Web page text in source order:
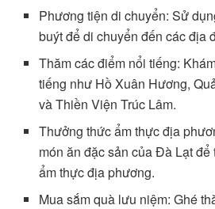
Phương tiện di chuyển: Sử
buýt để di chuyển đến các địa
Thăm các điểm nổi tiếng:
tiếng như Hồ Xuân Hương,
và Thiền Viện Trúc Lâm.
Thưởng thức ẩm thực địa
món ăn đặc sản của Đà Lạt
ẩm thực địa phương.
Mua sắm quà lưu niệm: Ghé